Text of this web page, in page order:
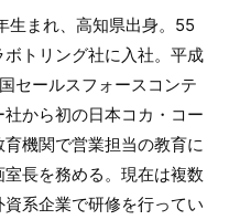
まれ、高知県出身。55
トリング社に入社。平成
セールスフォースコンテ
から初の日本コカ・コー
機関で営業担当の教育に
長を務める。現在は複数
系企業で研修を行ってい